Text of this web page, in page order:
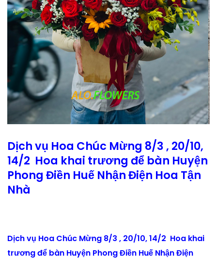
Dịch vụ Hoa Chúc Mừng 8/3 , 20/10,
14/2 Hoa khai trương để bàn Huyện
Phong Điền Huế Nhận Điện Hoa Tận
Nhà
Dịch vụ Hoa Chúc Mừng 8/3 , 20/10, 14/2 Hoa khai
trương để bàn Huyện Phong Điền Huế Nhận Điện